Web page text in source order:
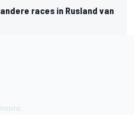
races in Rusland van